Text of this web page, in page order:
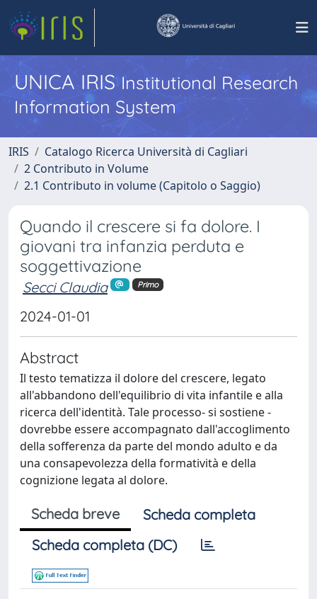
UNICA IRISInstitutional Research
Information System
IRIS
Catalogo Ricerca Università di Cagliari
2 Contributo in Volume
2.1 Contributo in volume (Capitolo o Saggio)
Quando il crescere si fa dolore. I
giovani tra infanzia perduta e
soggettivazione
Secci Claudia Primo
2024-01-01
Abstract
Il testo tematizza il dolore del crescere, legato
all'abbandono dell'equilibrio di vita infantile e alla
ricerca dell'identità. Tale processo- si sostiene -
dovrebbe essere accompagnato dall'accoglimento
della sofferenza da parte del mondo adulto e da
una consapevolezza della formatività e della
cognizione legata al dolore.
Scheda breve
Scheda completa
Scheda completa (DC)